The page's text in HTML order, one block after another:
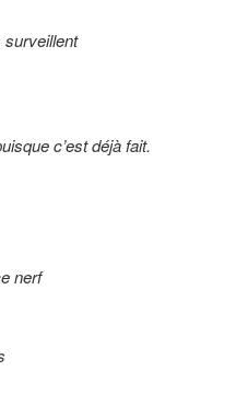
surveillent
c’est déjà fait.
nerf